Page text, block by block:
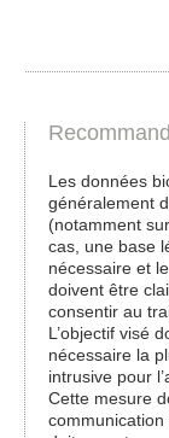
Les données
généralement
(notamment
cas, une base
nécessaire et
doivent être
consentir au
L’objectif visé
nécessaire la
intrusive pour
Cette mesure
communication